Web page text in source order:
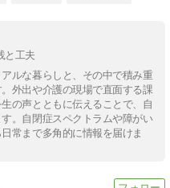
と工夫
ルな暮らしと、その中で積み重
外出や介護の現場で直面する課
の声とともに伝えることで、自
。自閉症スペクトラムや障がい
常まで多角的に情報を届けま